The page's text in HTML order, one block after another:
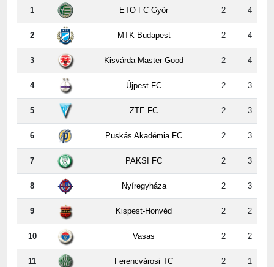
1 ETO FC Győr 2 4
2 MTK Budapest 2 4
3 Kisvárda Master Good 2 4
4 Újpest FC 2 3
5 ZTE FC 2 3
6 Puskás Akadémia FC 2 3
7 PAKSI FC 2 3
8 Nyíregyháza 2 3
9 Kispest-Honvéd 2 2
10 Vasas 2 2
11 Ferencvárosi TC 2 1